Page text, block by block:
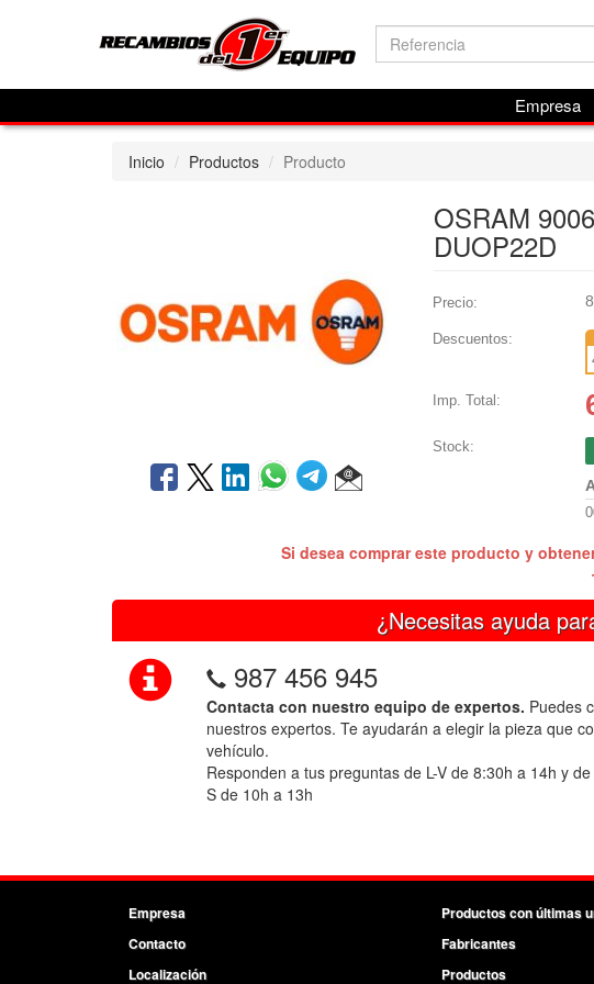
Empresa
Inicio Productos Producto
OSRAM
DUOP22D
Precio:
Descuentos:
Imp. Total:
Stock:
Si desea comprar este producto y
¿Necesitas ayuda
987 456 945
Contacta con nuestro equipo de expertos. Puedes
nuestros expertos. Te ayudarán a elegir la pieza que
vehículo.
Responden a tus preguntas de L-V de 8:30h a 14h y
S de 10h a 13h
Empresa
Contacto
Localización
Productos con últimas
Fabricantes
Productos